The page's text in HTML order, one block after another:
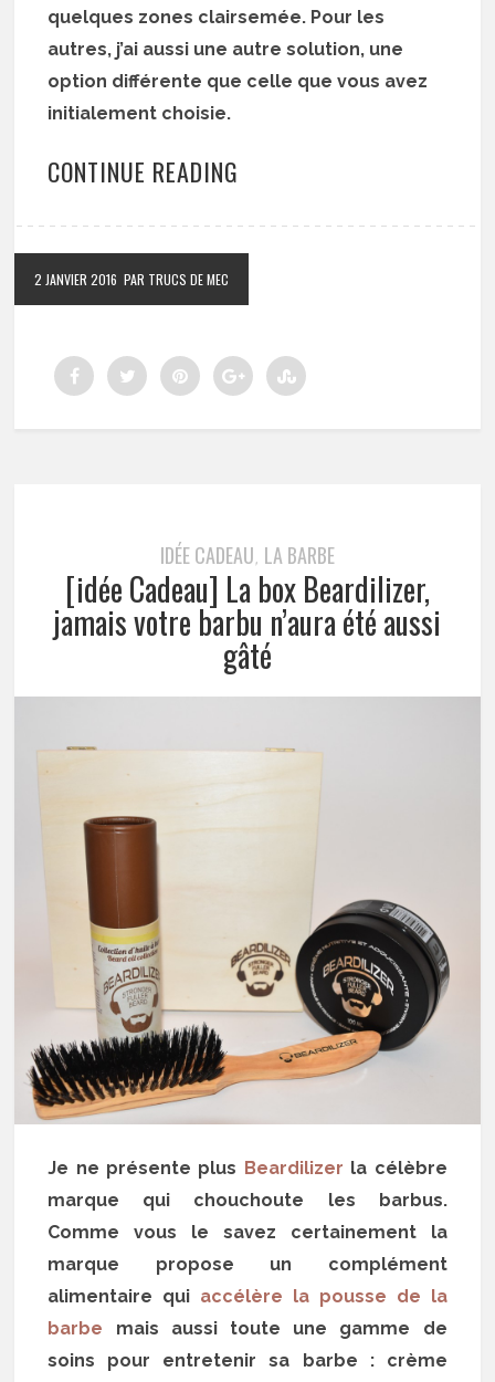
quelques zones clairsemée. Pour les
autres, j’ai aussi une autre solution, une
option différente que celle que vous avez
initialement choisie.
CONTINUE READING
2 JANVIER 2016 PAR TRUCS DE MEC
IDÉE CADEAU, LA BARBE
[idée Cadeau] La box Beardilizer,
jamais votre barbu n’aura été aussi
gâté
Je ne présente plus Beardilizer la célèbre
marque qui chouchoute les barbus.
Comme vous le savez certainement la
marque propose un complément
alimentaire qui accélère la pousse de la
barbe mais aussi toute une gamme de
soins pour entretenir sa barbe : crème